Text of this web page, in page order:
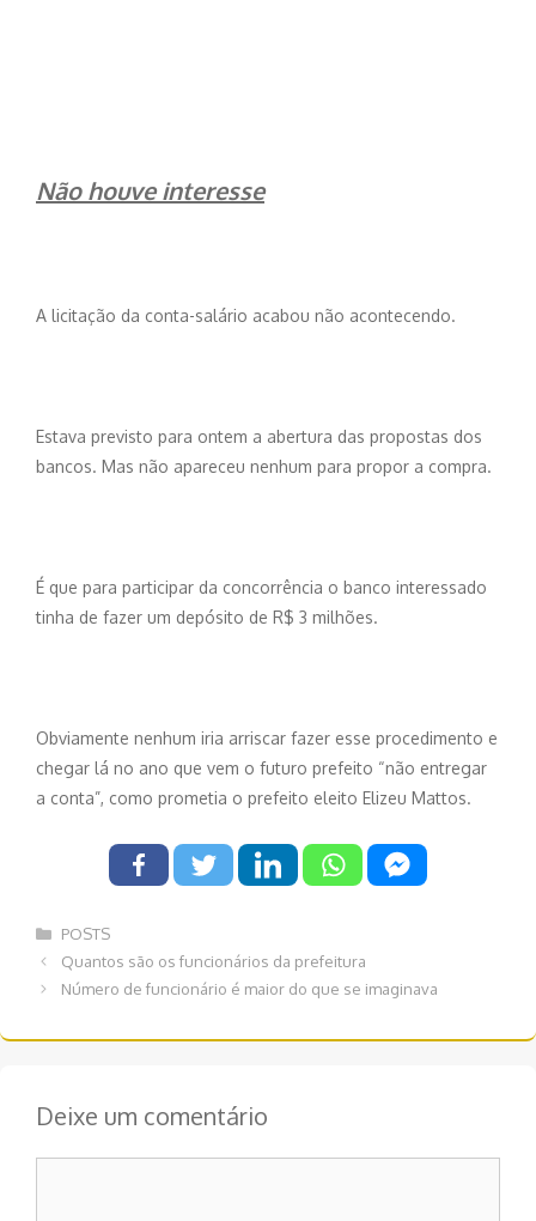
Não houve interesse
A licitação da conta-salário acabou não acontecendo.
Estava previsto para ontem a abertura das propostas dos
bancos. Mas não apareceu nenhum para propor a compra.
É que para participar da concorrência o banco interessado
tinha de fazer um depósito de R$ 3 milhões.
Obviamente nenhum iria arriscar fazer esse procedimento e
chegar lá no ano que vem o futuro prefeito “não entregar
a conta”, como prometia o prefeito eleito Elizeu Mattos.
Categorias
POSTS
Navegação
de
Quantos são os funcionários da prefeitura
Número de funcionário é maior do que se imaginava
Deixe um comentário